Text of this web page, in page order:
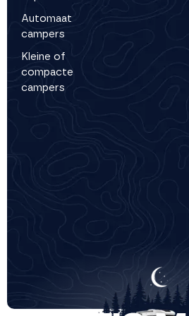
Automaat
campers
Kleine of
compacte
campers